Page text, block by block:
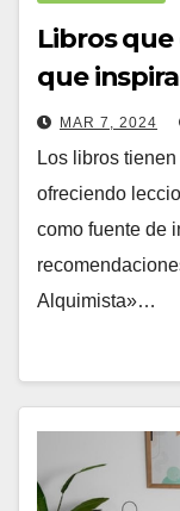
Libros
que
MAR 7, 2024
Los libros
ofreciendo
como fuente de
Alquimista»…